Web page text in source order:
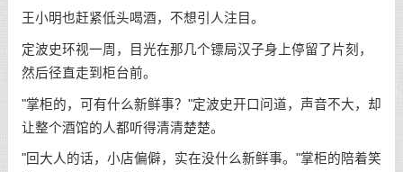
王小明也赶紧低头喝酒，不想引人注目。
定波史环视一周，目光在那几个镖局汉子身上停留了片刻，
然后径直走到柜台前。
"掌柜的，可有什么新鲜事？"定波史开口问道，声音不大，却
让整个酒馆的人都听得清清楚楚。
"回大人的话，小店偏僻，实在没什么新鲜事。"掌柜的陪着笑